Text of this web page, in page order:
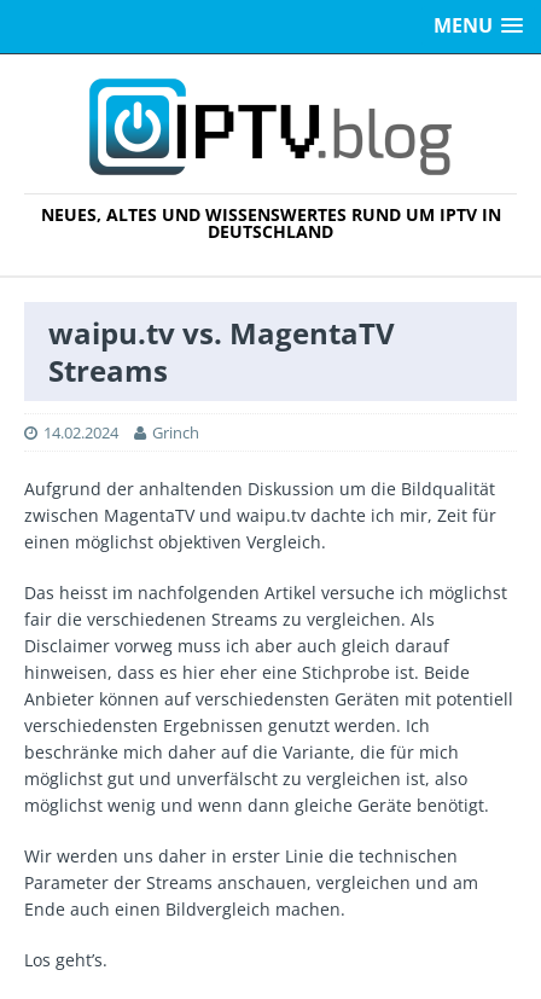
MENU
NEUES, ALTES UND WISSENSWERTES RUND UM IPTV IN
DEUTSCHLAND
waipu.tv vs. MagentaTV
Streams
14.02.2024 Grinch
Aufgrund der anhaltenden Diskussion um die Bildqualität
zwischen MagentaTV und waipu.tv dachte ich mir, Zeit für
einen möglichst objektiven Vergleich.
Das heisst im nachfolgenden Artikel versuche ich möglichst
fair die verschiedenen Streams zu vergleichen. Als
Disclaimer vorweg muss ich aber auch gleich darauf
hinweisen, dass es hier eher eine Stichprobe ist. Beide
Anbieter können auf verschiedensten Geräten mit potentiell
verschiedensten Ergebnissen genutzt werden. Ich
beschränke mich daher auf die Variante, die für mich
möglichst gut und unverfälscht zu vergleichen ist, also
möglichst wenig und wenn dann gleiche Geräte benötigt.
Wir werden uns daher in erster Linie die technischen
Parameter der Streams anschauen, vergleichen und am
Ende auch einen Bildvergleich machen.
Los geht’s.